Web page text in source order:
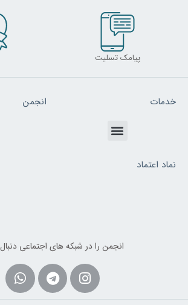
پیامک تسلیت
خدمات
Menu
انجمن
نماد اعتماد
انجمن را در شبکه های اجتماعی
Instagram
Telegram